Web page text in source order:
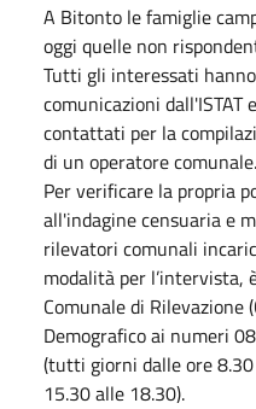
A Bitonto le famiglie
oggi quelle non
Tutti gli interessati
comunicazioni
contattati per la
di un operatore comunale.
Per verificare la propria
all'indagine censuaria e
rilevatori comunali
modalità per l’intervista,
Comunale di Rilevazione
Demografico ai numeri
(tutti giorni dalle ore
15.30 alle 18.30).